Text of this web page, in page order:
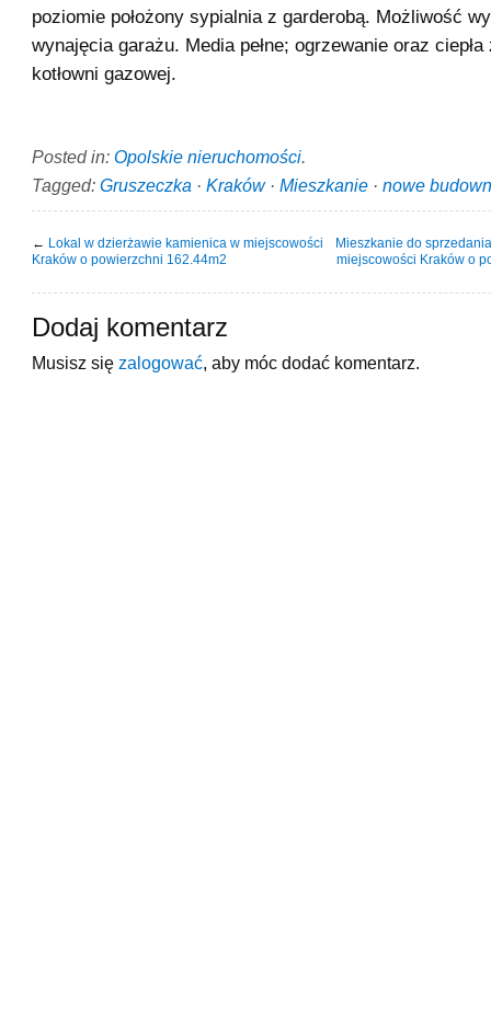
poziomie położony sypialnia z garderobą. Możliwość
wynajęcia garażu. Media pełne; ogrzewanie oraz
kotłowni gazowej.
Posted in: Opolskie nieruchomości.
Tagged: Gruszeczka · Kraków· Mieszkanie · nowe
← Lokal w dzierżawie kamienica w miejscowości
Kraków o powierzchni 162.44m2
Mieszkanie do
miejscowości Kraków o
Dodaj komentarz
Musisz się zalogować , aby móc dodać komentarz.